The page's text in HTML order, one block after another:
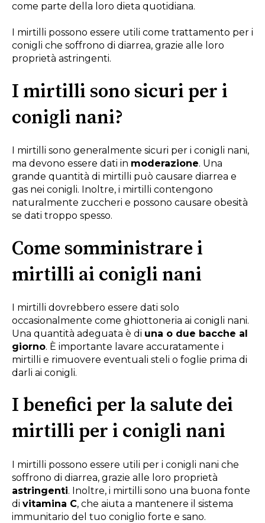
come parte della loro dieta quotidiana.
I mirtilli possono essere utili come trattamento per i
conigli che soffrono di diarrea, grazie alle loro
proprietà astringenti.
I mirtilli sono sicuri per i
conigli nani?
I mirtilli sono generalmente sicuri per i conigli nani,
ma devono essere dati in moderazione. Una
grande quantità di mirtilli può causare diarrea e
gas nei conigli. Inoltre, i mirtilli contengono
naturalmente zuccheri e possono causare obesità
se dati troppo spesso.
Come somministrare i
mirtilli ai conigli nani
I mirtilli dovrebbero essere dati solo
occasionalmente come ghiottoneria ai conigli nani.
Una quantità adeguata è di una o due bacche al
giorno. È importante lavare accuratamente i
mirtilli e rimuovere eventuali steli o foglie prima di
darli ai conigli.
I benefici per la salute dei
mirtilli per i conigli nani
I mirtilli possono essere utili per i conigli nani che
soffrono di diarrea, grazie alle loro proprietà
astringenti. Inoltre, i mirtilli sono una buona fonte
di vitamina C, che aiuta a mantenere il sistema
immunitario del tuo coniglio forte e sano.